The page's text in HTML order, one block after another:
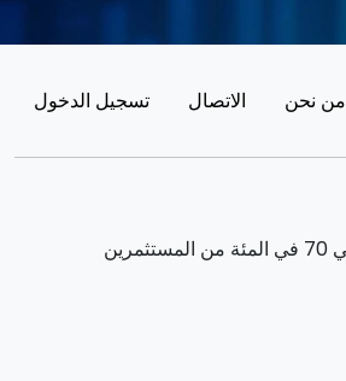
من نحن الاتصال تسجيل الدخول
يمكن أن يولد التداول فوائد ملحوظة. ومع ذلك ، فإنه ينطوي أيضا على مخاطر خسارة الأموال الجزئية / الكاملة ويجب أن يأخذها المستثمرون الأوائل في الاعتبار. حوالي 70 في المئة من المستثمرين